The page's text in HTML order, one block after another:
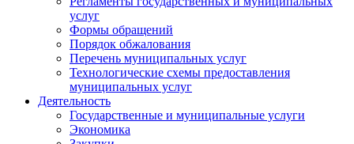
услуг
Формы обращений
Порядок обжалования
Перечень муниципальных услуг
Технологические схемы предоставления
муниципальных услуг
Деятельность
Государственные и муниципальные услуги
Экономика